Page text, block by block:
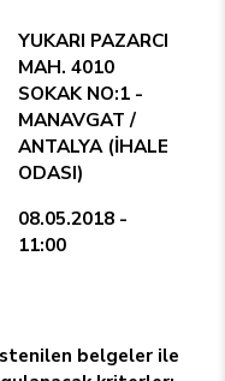
YUKARI PAZARCI
MAH. 4010
SOKAK NO:1 -
MANAVGAT /
ANTALYA (İHALE
ODASI)
08.05.2018 -
11:00
belgeler ile